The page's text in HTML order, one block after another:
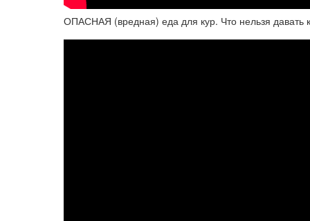
ОПАСНАЯ (вредная) еда для кур. Что нельзя давать